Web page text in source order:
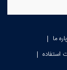
ما
استفاده